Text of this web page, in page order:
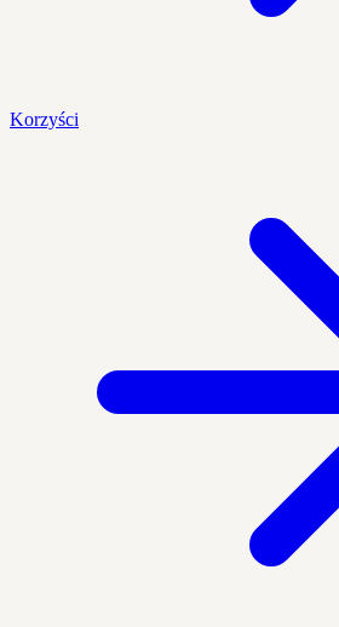
Korzyści